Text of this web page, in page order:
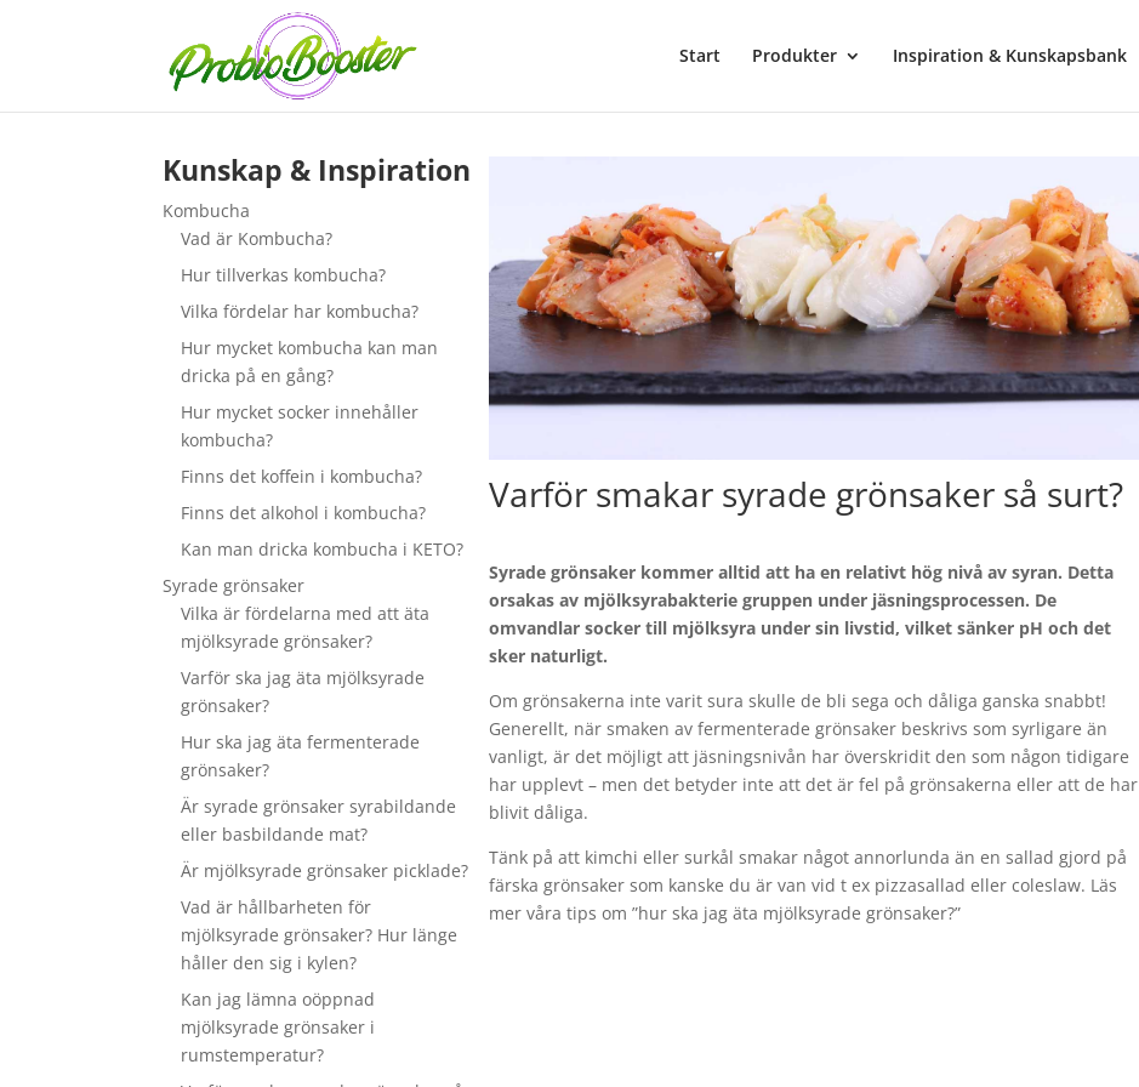
Start Produkter Inspiration & Kunskapsbank
Kunskap & Inspiration
Kombucha
Vad är Kombucha?
Hur tillverkas kombucha?
Vilka fördelar har kombucha?
Hur mycket kombucha kan man
dricka på en gång?
Hur mycket socker innehåller
kombucha?
Finns det koffein i kombucha?
Finns det alkohol i kombucha?
Kan man dricka kombucha i KETO?
Syrade grönsaker
Vilka är fördelarna med att äta
mjölksyrade grönsaker?
Varför ska jag äta mjölksyrade
grönsaker?
Hur ska jag äta fermenterade
grönsaker?
Är syrade grönsaker syrabildande
eller basbildande mat?
Är mjölksyrade grönsaker picklade?
Vad är hållbarheten för
mjölksyrade grönsaker? Hur länge
håller den sig i kylen?
Kan jag lämna oöppnad
mjölksyrade grönsaker i
rumstemperatur?
Varför smakar syrade grönsaker så surt?
Syrade grönsaker kommer alltid att ha en relativt hög nivå av syran. Detta
orsakas av mjölksyrabakterie gruppen under jäsningsprocessen. De
omvandlar socker till mjölksyra under sin livstid, vilket sänker pH och det
sker naturligt.
Om grönsakerna inte varit sura skulle de bli sega och dåliga ganska snabbt!
Generellt, när smaken av fermenterade grönsaker beskrivs som syrligare än
vanligt, är det möjligt att jäsningsnivån har överskridit den som någon tidigare
har upplevt – men det betyder inte att det är fel på grönsakerna eller att de har
blivit dåliga.
Tänk på att kimchi eller surkål smakar något annorlunda än en sallad gjord på
färska grönsaker som kanske du är van vid t ex pizzasallad eller coleslaw. Läs
mer våra tips om ”hur ska jag äta mjölksyrade grönsaker?”